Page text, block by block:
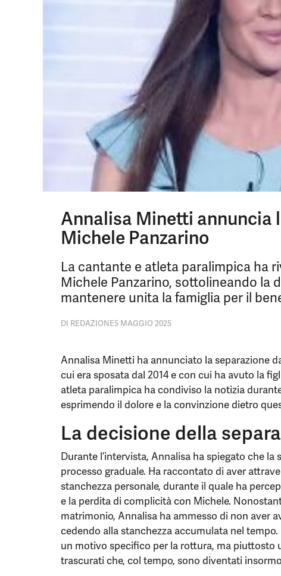
Annalisa Minetti annuncia
Michele Panzarino
La cantante e atleta paralimpica ha
Michele Panzarino, sottolineando la
mantenere unita la famiglia per il
DI REDAZIONE5 MAGGIO 2025
Annalisa Minetti ha annunciato la separazione
cui era sposata dal 2014 e con cui ha avuto la
atleta paralimpica ha condiviso la notizia
esprimendo il dolore e la convinzione dietro
La decisione della
Durante l’intervista, Annalisa ha spiegato che
processo graduale. Ha raccontato di aver
stanchezza personale, durante il quale ha
e la perdita di complicità con Michele.
matrimonio, Annalisa ha ammesso di non aver
cedendo alla stanchezza accumulata nel
un motivo specifico per la rottura, ma piuttosto
trascurati che, col tempo, sono diventati